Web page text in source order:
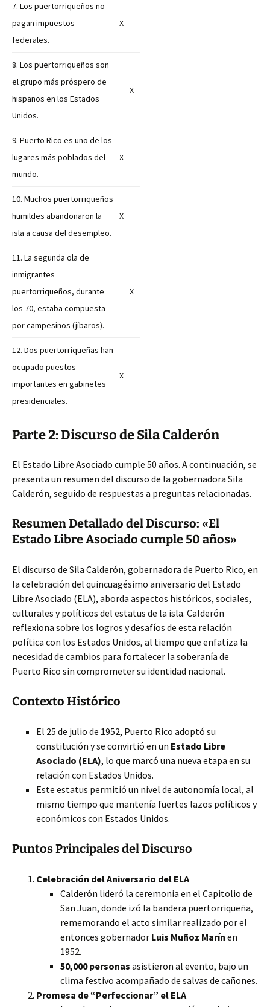
7. Los puertorriqueños no
pagan impuestos
federales.
X
8. Los puertorriqueños son
el grupo más próspero de
hispanos en los Estados
Unidos.
X
9. Puerto Rico es uno de los
lugares más poblados del
mundo.
X
10. Muchos puertorriqueños
humildes abandonaron la
isla a causa del desempleo.
X
11. La segunda ola de
inmigrantes
puertorriqueños, durante
los 70, estaba compuesta
por campesinos (jíbaros).
X
12. Dos puertorriqueñas han
ocupado puestos
importantes en gabinetes
presidenciales.
X
Parte 2: Discurso de Sila Calderón
El Estado Libre Asociado cumple 50 años. A continuación, se
presenta un resumen del discurso de la gobernadora Sila
Calderón, seguido de respuestas a preguntas relacionadas.
Resumen Detallado del Discurso: «El
Estado Libre Asociado cumple 50 años»
El discurso de Sila Calderón, gobernadora de Puerto Rico, en
la celebración del quincuagésimo aniversario del Estado
Libre Asociado (ELA), aborda aspectos históricos, sociales,
culturales y políticos del estatus de la isla. Calderón
reflexiona sobre los logros y desafíos de esta relación
política con los Estados Unidos, al tiempo que enfatiza la
necesidad de cambios para fortalecer la soberanía de
Puerto Rico sin comprometer su identidad nacional.
Contexto Histórico
El 25 de julio de 1952, Puerto Rico adoptó su
constitución y se convirtió en un Estado Libre
Asociado (ELA), lo que marcó una nueva etapa en su
relación con Estados Unidos.
Este estatus permitió un nivel de autonomía local, al
mismo tiempo que mantenía fuertes lazos políticos y
económicos con Estados Unidos.
Puntos Principales del Discurso
Celebración del Aniversario del ELA
Calderón lideró la ceremonia en el Capitolio de
San Juan, donde izó la bandera puertorriqueña,
rememorando el acto similar realizado por el
entonces gobernador Luis Muñoz Marín en
1952.
50,000 personas asistieron al evento, bajo un
clima festivo acompañado de salvas de cañones.
Promesa de “Perfeccionar” el ELA